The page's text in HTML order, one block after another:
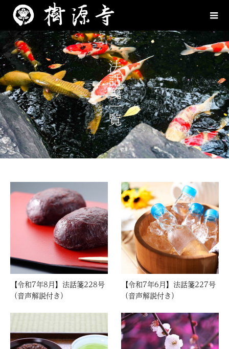
法話䇳一覧
【令和7年8月】法話箋228号
（音声解説付き）
【令和7年6月】法話箋227号
（音声解説付き）